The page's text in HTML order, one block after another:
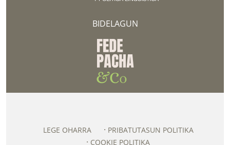
BIDELAGUN
LEGE OHARRA
PRIBATUTASUN POLITIKA
COOKIE POLITIKA